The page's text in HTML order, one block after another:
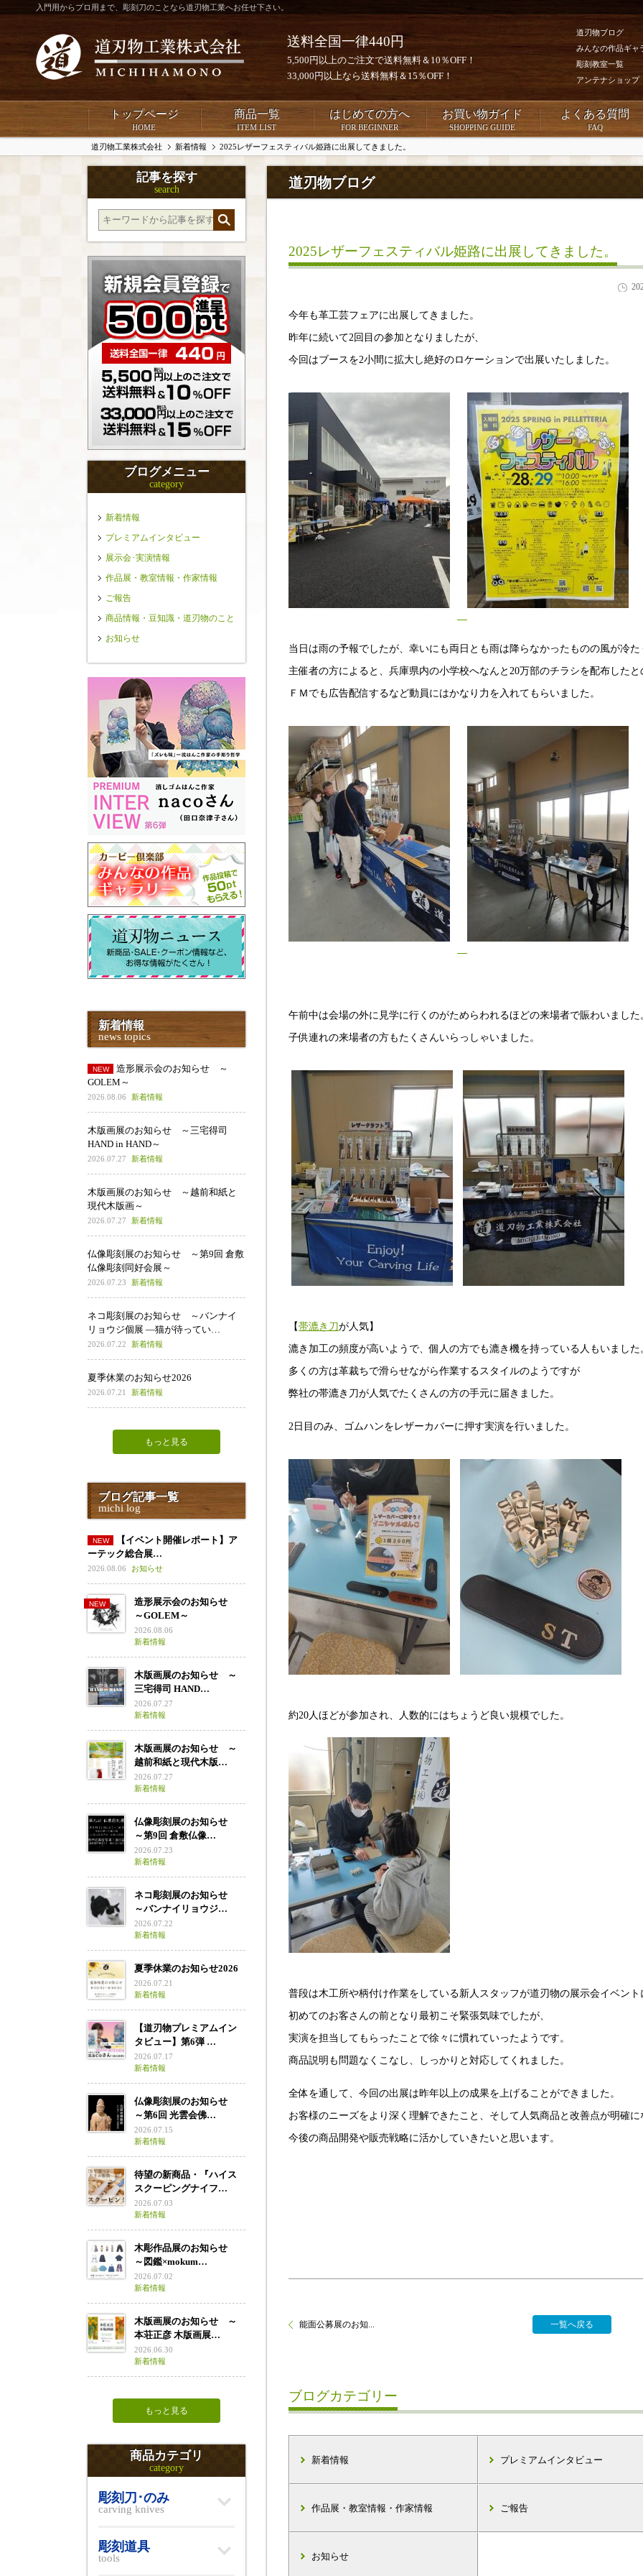
入門用からプロ用まで、彫刻刀のことなら道刃物工業へお任せ下さい。
送料全国一律440円
5,500円以上のご注文で送料無料＆10％OFF！
33,000円以上なら送料無料＆15％OFF！
道刃物ブログ
みんなの作品ギャ
彫刻教室一覧
アンテナショップ
トップページ
HOME
商品一覧
ITEM LIST
はじめての方へ
FOR BEGINNER
お買い物ガイド
SHOPPING GUIDE
よくある質問
FAQ
道刃物工業株式会社 新着情報 2025レザーフェスティバル姫路に出展してきました。
道刃物ブログ
2025レザーフェスティバル姫路に出展してきました。
今年も革工芸フェアに出展してきました。
昨年に続いて2回目の参加となりましたが、
今回はブースを2小間に拡大し絶好のロケーションで出展いたしました。
当日は雨の予報でしたが、幸いにも両日とも雨は降らなかったものの風が冷
主催者の方によると、兵庫県内の小学校へなんと20万部のチラシを配布したと
ＦＭでも広告配信するなど動員にはかなり力を入れてもらいました。
午前中は会場の外に見学に行くのがためらわれるほどの来場者で賑わいました
子供連れの来場者の方もたくさんいらっしゃいました。
【帯漉き刀が人気】
漉き加工の頻度が高いようで、個人の方でも漉き機を持っている人もいました
多くの方は革裁ちで滑らせながら作業するスタイルのようですが
弊社の帯漉き刀が人気でたくさんの方の手元に届きました。
2日目のみ、ゴムハンをレザーカバーに押す実演を行いました。
約20人ほどが参加され、人数的にはちょうど良い規模でした。
普段は木工所や柄付け作業をしている新人スタッフが道刃物の展示会イベント
初めてのお客さんの前となり最初こそ緊張気味でしたが、
実演を担当してもらったことで徐々に慣れていったようです。
商品説明も問題なくこなし、しっかりと対応してくれました。
全体を通して、今回の出展は昨年以上の成果を上げることができました。
お客様のニーズをより深く理解できたこと、そして人気商品と改善点が明確
今後の商品開発や販売戦略に活かしていきたいと思います。
能面公募展のお知... 一覧へ戻る
ブログカテゴリー
新着情報 プレミアムインタビュー
作品展・教室情報・作家情報 ご報告
お知らせ
記事を探す
search
ブログメニュー
category
新着情報
プレミアムインタビュー
展示会･実演情報
作品展・教室情報・作家情報
ご報告
商品情報・豆知識・道刃物のこと
お知らせ
新着情報
news topics
造形展示会のお知らせ ～
GOLEM～
2026.08.06 新着情報
木版画展のお知らせ ～三宅得司
HAND in HAND～
2026.07.27 新着情報
木版画展のお知らせ ～越前和紙と
現代木版画～
2026.07.27 新着情報
仏像彫刻展のお知らせ ～第9回 倉敷
仏像彫刻同好会展～
2026.07.23 新着情報
ネコ彫刻展のお知らせ ～バンナイ
リョウジ個展 ―猫が待ってい…
2026.07.22 新着情報
夏季休業のお知らせ2026
2026.07.21 新着情報
もっと見る
ブログ記事一覧
michi log
【イベント開催レポート】ア
ーテック総合展…
2026.08.06 お知らせ
造形展示会のお知らせ
～GOLEM～
2026.08.06
新着情報
木版画展のお知らせ ～
三宅得司 HAND…
2026.07.27
新着情報
木版画展のお知らせ ～
越前和紙と現代木版…
2026.07.27
新着情報
仏像彫刻展のお知らせ
～第9回 倉敷仏像…
2026.07.23
新着情報
ネコ彫刻展のお知らせ
～バンナイリョウジ…
2026.07.22
新着情報
夏季休業のお知らせ2026
2026.07.21
新着情報
【道刃物プレミアムイン
タビュー】第6弾 …
2026.07.17
新着情報
仏像彫刻展のお知らせ
～第6回 光雲会佛…
2026.07.15
新着情報
待望の新商品・『ハイス
スクーピングナイフ…
2026.07.03
新着情報
木彫作品展のお知らせ
～図鑑×mokum…
2026.07.02
新着情報
木版画展のお知らせ ～
本荘正彦 木版画展…
2026.06.30
新着情報
もっと見る
商品カテゴリ
category
彫刻刀･のみ
carving knives
彫刻道具
tools